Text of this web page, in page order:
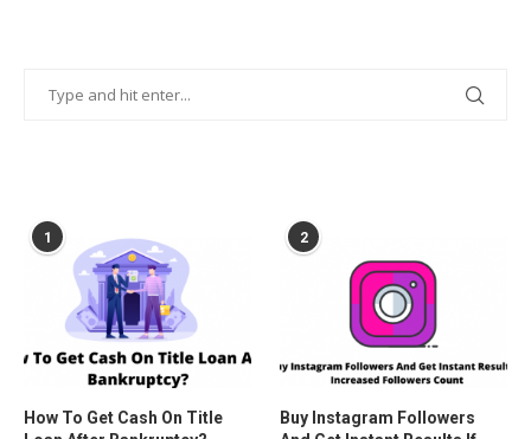
1
How To Get Cash On Title
2
Buy Instagram Followers